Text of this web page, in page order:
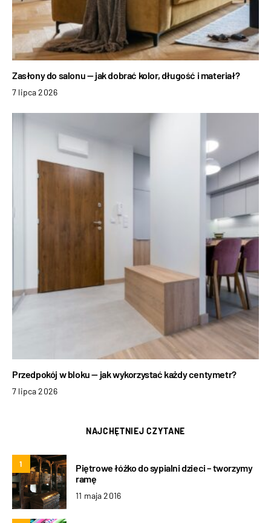
Zasłony do salonu — jak dobrać kolor, długość i materiał?
7 lipca 2026
Przedpokój w bloku — jak wykorzystać każdy centymetr?
7 lipca 2026
NAJCHĘTNIEJ CZYTANE
1
Piętrowe łóżko do sypialni dzieci – tworzymy
ramę
11 maja 2016